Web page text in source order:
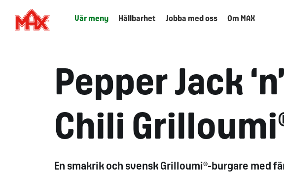
Vår meny Hållbarhet Jobba med oss Om MAX
Pepper Jack ‘n’
Chili
En smakrik och svensk Grilloumi®- burgare med